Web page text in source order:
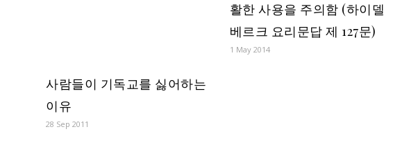
사람들이 기독교를 싫어하는
이유
28 Sep 2011
활한 사용을 주의함 (하이델
베르크 요리문답 제 127문)
1 May 2014